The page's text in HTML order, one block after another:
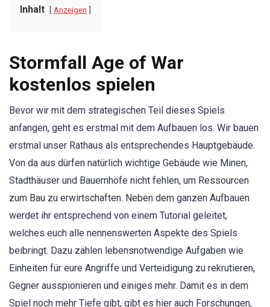
Inhalt Anzeigen
Stormfall Age of War
kostenlos spielen
Bevor wir mit dem strategischen Teil dieses Spiels
anfangen, geht es erstmal mit dem Aufbauen los. Wir bauen
erstmal unser Rathaus als entsprechendes Hauptgebäude.
Von da aus dürfen natürlich wichtige Gebäude wie Minen,
Stadthäuser und Bauernhöfe nicht fehlen, um Ressourcen
zum Bau zu erwirtschaften. Neben dem ganzen Aufbauen
werdet ihr entsprechend von einem Tutorial geleitet,
welches euch alle nennenswerten Aspekte des Spiels
beibringt. Dazu zählen lebensnotwendige Aufgaben wie
Einheiten für eure Angriffe und Verteidigung zu rekrutieren,
Gegner ausspionieren und einiges mehr. Damit es in dem
Spiel noch mehr Tiefe gibt, gibt es hier auch Forschungen,